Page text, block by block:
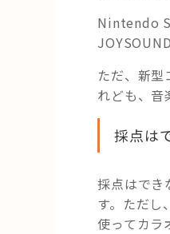
Nintendo
ただ、新
れども、音
採点は
採点はでき
す。ただし
使ってカラ